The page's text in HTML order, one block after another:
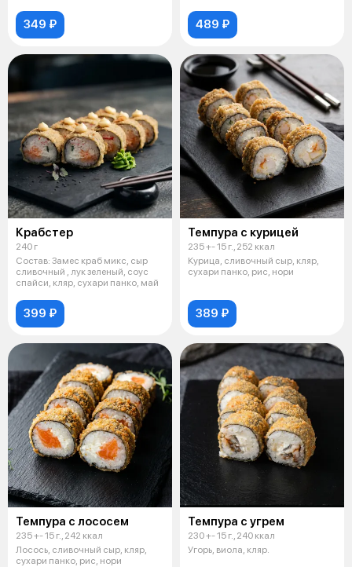
349 ₽ 489 ₽
Крабстер
240 г
Состав: Замес краб микс, сыр
сливочный , лук зеленый, соус
спайси, кляр, сухари панко, май
399 ₽
Темпура с курицей
235 +- 15 г., 252 ккал
Курица, сливочный сыр, кляр,
сухари панко, рис, нори
389 ₽
Темпура с лососем
235 +- 15 г., 242 ккал
Лосось, сливочный сыр, кляр,
сухари панко, рис, нори
Темпура с угрем
230 +- 15 г., 240 ккал
Угорь, виола, кляр.